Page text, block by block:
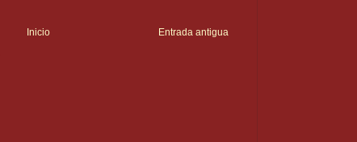
Entrada antigua
Inicio